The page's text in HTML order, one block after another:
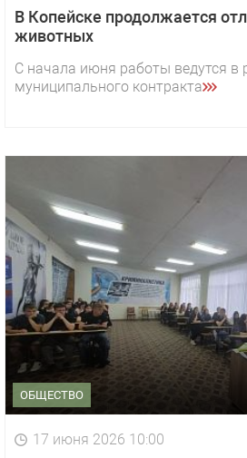
В Копейске продолжается
животных
С начала июня работы ведутся в
муниципального контракта
ОБЩЕСТВО
17 июня 2026 10:00